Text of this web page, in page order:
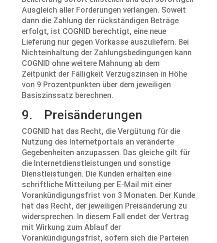
Ausgleich aller Forderungen verlangen. Soweit
dann die Zahlung der rückständigen Beträge
erfolgt, ist COGNID berechtigt, eine neue
Lieferung nur gegen Vorkasse auszuliefern. Bei
Nichteinhaltung der Zahlungsbedingungen kann
COGNID ohne weitere Mahnung ab dem
Zeitpunkt der Fälligkeit Verzugszinsen in Höhe
von 9 Prozentpunkten über dem jeweiligen
Basiszinssatz berechnen.
9. Preisänderungen
COGNID hat das Recht, die Vergütung für die
Nutzung des Internetportals an veränderte
Gegebenheiten anzupassen. Das gleiche gilt für
die Internetdienstleistungen und sonstige
Dienstleistungen. Die Kunden erhalten eine
schriftliche Mitteilung per E-Mail mit einer
Vorankündigungsfrist von 3 Monaten. Der Kunde
hat das Recht, der jeweiligen Preisänderung zu
widersprechen. In diesem Fall endet der Vertrag
mit Wirkung zum Ablauf der
Vorankündigungsfrist, sofern sich die Parteien